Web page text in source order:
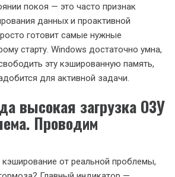
покоя — это часто признак
данных и проактивной
готовит самые нужные
старту. Windows достаточно умна,
эту кэшированную память,
для активной задачи.
высокая загрузка ОЗУ
Проводим
кэширование от реальной проблемы,